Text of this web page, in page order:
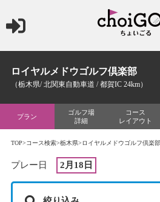
ロイヤルメドウゴルフ倶楽部
（栃木県/ 北関東自動車道 / 都賀IC 24km）
プラン
ゴルフ場
詳細
コース
レイアウト
TOP>コース検索>栃木県>ロイヤルメドウゴルフ倶楽部
プレー日 2月18日